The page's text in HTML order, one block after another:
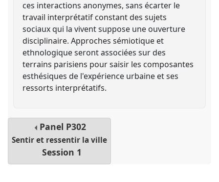
ces interactions anonymes, sans écarter le
travail interprétatif constant des sujets
sociaux qui la vivent suppose une ouverture
disciplinaire. Approches sémiotique et
ethnologique seront associées sur des
terrains parisiens pour saisir les composantes
esthésiques de l'expérience urbaine et ses
ressorts interprétatifs.
Panel P302
Sentir et ressentir la ville
Session 1